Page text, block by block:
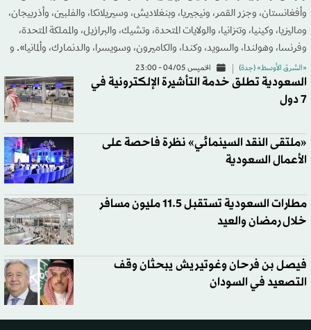
وأفغانستان، وجزر القمر، ونيجيريا، وبنغلاديش، وسيريلانكا، والفلبين، وأذربيجان،
وماليزيا، وكينيا، وتنزانيا، والولايات المتحدة، وتشيك، والبرازيل، والمملكة المتحدة،
وفرنسا، وهولندا، والسويد، وكندا، والكاميرون، وسويسرا، والدنمارك، وألمانيا». و
«الشرق الأوسط» (جدة) الخميس 04/05 - 23:00
السعودية تطلق خدمة التأشيرة الإلكترونية في
7 دول
«ملتقى النقد السينمائي» نظرة فاحصة على
الأعمال السعودية
مطارات السعودية تستقبل 11.5 مليون مسافر
خلال رمضان والعيد
فيصل بن فرحان وغوتيريش يبحثان وقف
التصعيد في السودان